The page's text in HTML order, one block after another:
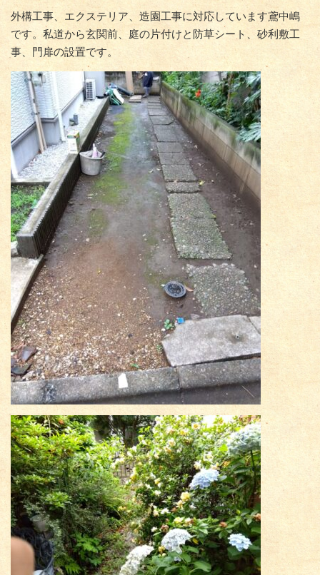
外構工事、エクステリア、造園工事に対応しています鳶中嶋
です。私道から玄関前、庭の片付けと防草シート、砂利敷工
事、門扉の設置です。